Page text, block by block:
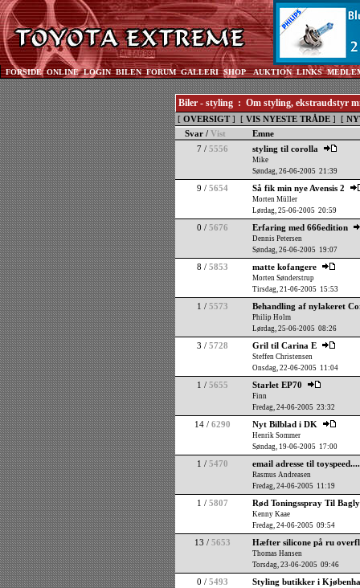
FORSIDE ONLINE LOGIN BILEN FORUM GALLERI SHOP AUKTION LINKS
Biler - styling : Om styling, ekstraudstyr
[ OVERSIGT] [ VIS NYESTE TRÅDE ] [
Svar / Vist
Emne
7 / 5556 styling til corolla
Mike
Søndag, 26-06-2005 21:39
9 / 5654 Så fik min nye Avensis 2
Morten Müller
Lørdag, 25-06-2005 20:59
0 / 5676 Erfaring med 666edition
Dennis Petersen
Søndag, 26-06-2005 19:07
8 / 5853 matte kofangere
Morten Sønderstrup
Tirsdag, 21-06-2005 15:53
1 / 5573 Behandling af nylakeret
Philip Holm
Lørdag, 25-06-2005 08:26
3 / 5728 Gril til Carina E
Steffen Christensen
Onsdag, 22-06-2005 11:04
1 / 5655 Starlet EP70
Finn
Fredag, 24-06-2005 23:32
14 / 6290 Nyt Bilblad i DK
Henrik Sommer
Søndag, 19-06-2005 17:00
1 / 5470 email adresse til
Rasmus Andreasen
Fredag, 24-06-2005 11:19
1 / 5807 Rød Toningsspray Til
Kenny Kaae
Fredag, 24-06-2005 09:54
13 / 5653 Hæfter silicone på ru
Thomas Hansen
Torsdag, 23-06-2005 09:46
0 / 5493 Styling butikker i